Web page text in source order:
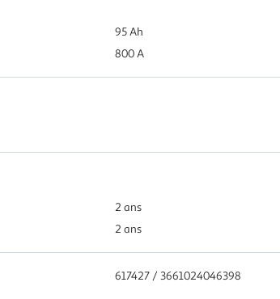
95 Ah
800 A
2 ans
2 ans
617427 / 3661024046398